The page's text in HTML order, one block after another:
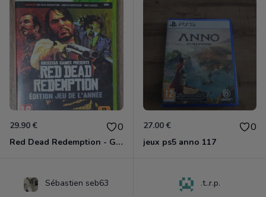
29.90 € 0
Red Dead Redemption - Game Of The Year Xbox 360
27.00 € 0
jeux ps5 anno 117
Sébastien seb63 .t..r.p.